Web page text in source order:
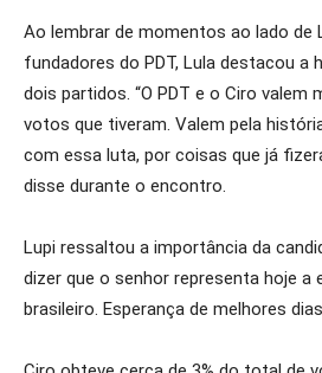
Ao lembrar de momentos ao lado de
fundadores do PDT, Lula destacou a
dois partidos. “O PDT e o Ciro valem
votos que tiveram. Valem pela
com essa luta, por coisas que já
disse durante o encontro.
Lupi ressaltou a importância da
dizer que o senhor representa hoje a
brasileiro. Esperança de melhores